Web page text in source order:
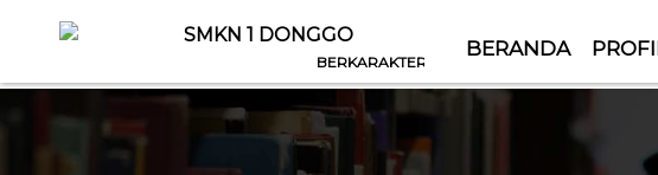
SMKN 1 DONGGO
BERKARAKTER, BERWAWASAN, BERIMAN
BERANDA